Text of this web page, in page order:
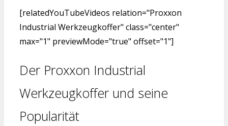
[relatedYouTubeVideos relation="Proxxon
Industrial Werkzeugkoffer" class="center"
max="1" previewMode="true" offset="1"]
Der Proxxon Industrial
Werkzeugkoffer und seine
Popularität